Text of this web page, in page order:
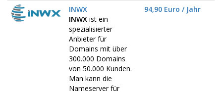
INWX
INWX ist ein
spezialisierter
Anbieter für
Domains mit über
300.000 Domains
von 50.000 Kunden.
Man kann die
Nameserver für
94,90 Euro / Jahr